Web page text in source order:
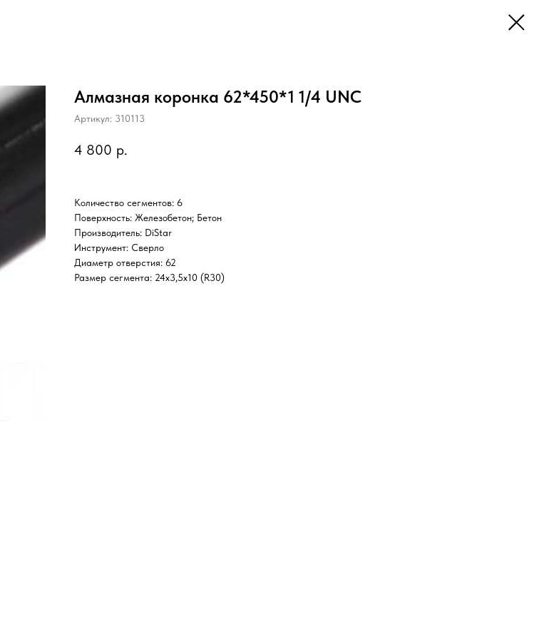
Алмазная коронка 62*450*1 1/4 UNC
Артикул: 310113
4 800 р.
Количество сегментов: 6
Поверхность: Железобетон; Бетон
Производитель: DiStar
Инструмент: Сверло
Диаметр отверстия: 62
Размер сегмента: 24x3,5x10 (R30)